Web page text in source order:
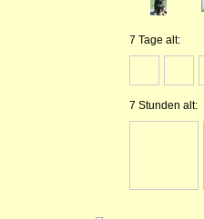
7 Tage alt:
7 Stunden alt: